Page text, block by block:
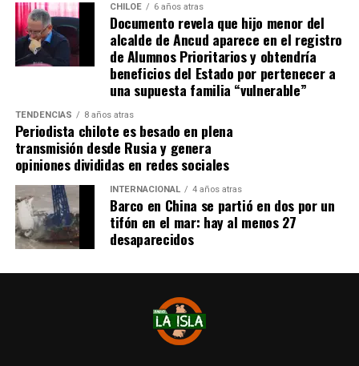
CHILOE 6 años atras
Documento revela que hijo menor del
alcalde de Ancud aparece en el registro
de Alumnos Prioritarios y obtendría
beneficios del Estado por pertenecer a
una supuesta familia “vulnerable”
TENDENCIAS 8 años atras
Periodista chilote es besado en plena
transmisión desde Rusia y genera
opiniones divididas en redes sociales
INTERNACIONAL 4 años atras
Barco en China se partió en dos por un
tifón en el mar: hay al menos 27
desaparecidos